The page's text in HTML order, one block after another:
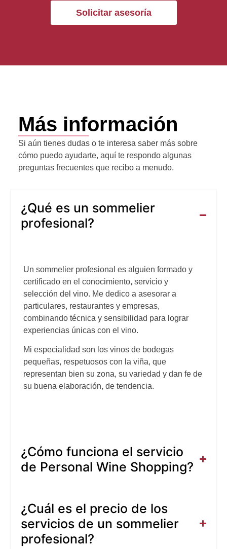
Solicitar asesoría
Más información
Si aún tienes dudas o te interesa saber más sobre
cómo puedo ayudarte, aquí te respondo algunas
preguntas frecuentes que recibo a menudo.
¿Qué es un sommelier
profesional?
Un sommelier profesional es alguien formado y
certificado en el conocimiento, servicio y
selección del vino. Me dedico a asesorar a
particulares, restaurantes y empresas,
combinando técnica y sensibilidad para lograr
experiencias únicas con el vino.
Mi especialidad son los vinos de bodegas
pequeñas, respetuosos con la viña, que
representan bien su zona, su variedad y dan fe de
su buena elaboración, de tendencia.
¿Cómo funciona el servicio
de Personal Wine Shopping?
¿Cuál es el precio de los
servicios de un sommelier
profesional?